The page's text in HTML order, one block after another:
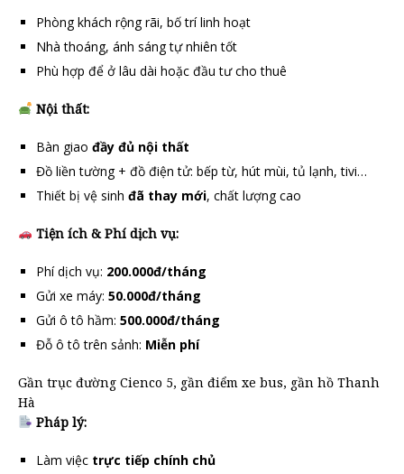
Phòng khách rộng rãi, bố trí linh hoạt
Nhà thoáng, ánh sáng tự nhiên tốt
Phù hợp để ở lâu dài hoặc đầu tư cho thuê
Nội thất:
Bàn giao đầy đủ nội thất
Đồ liền tường + đồ điện tử: bếp từ, hút mùi, tủ lạnh, tivi…
Thiết bị vệ sinh đã thay mới, chất lượng cao
Tiện ích & Phí dịch vụ:
Phí dịch vụ: 200.000đ/tháng
Gửi xe máy: 50.000đ/tháng
Gửi ô tô hầm: 500.000đ/tháng
Đỗ ô tô trên sảnh: Miễn phí
Gần trục đường Cienco 5, gần điểm xe bus, gần hồ Thanh
Hà
Pháp lý:
Làm việc trực tiếp chính chủ